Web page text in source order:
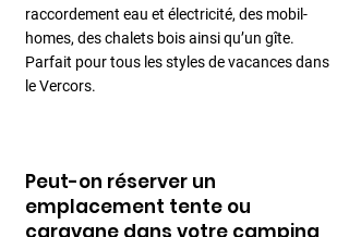
raccordement eau et électricité, des mobil-
homes, des chalets bois ainsi qu’un gîte.
Parfait pour tous les styles de vacances dans
le Vercors.
Peut-on réserver un
emplacement tente ou
caravane dans votre camping